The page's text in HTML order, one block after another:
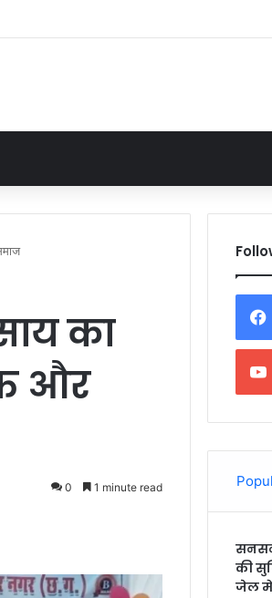
में 15 दिन में हिसाब देने का आदेश
का
और
0 1 minute read
की
जेल